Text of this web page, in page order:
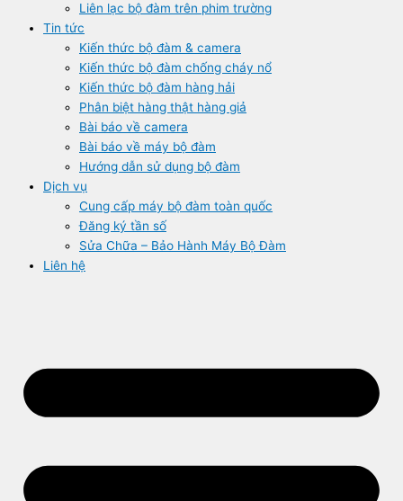
Liên lạc bộ đàm trên phim trường
Tin tức
Kiến thức bộ đàm & camera
Kiến thức bộ đàm chống cháy nổ
Kiến thức bộ đàm hàng hải
Phân biệt hàng thật hàng giả
Bài báo về camera
Bài báo về máy bộ đàm
Hướng dẫn sử dụng bộ đàm
Dịch vụ
Cung cấp máy bộ đàm toàn quốc
Đăng ký tần số
Sửa Chữa – Bảo Hành Máy Bộ Đàm
Liên hệ